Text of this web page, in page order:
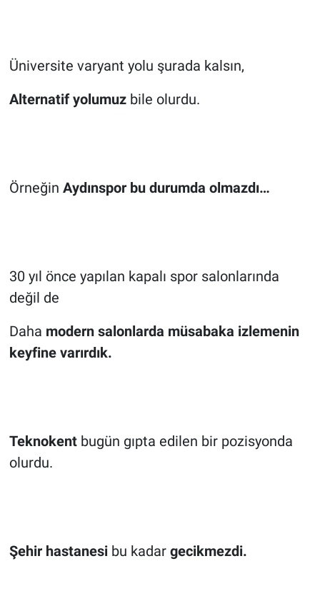
Üniversite varyant yolu şurada kalsın,
Alternatif yolumuzbile olurdu.
Örneğin Aydınspor bu durumda olmazdı…
30 yıl önce yapılan kapalı spor salonlarında
değil de
Daha modern salonlarda müsabaka izlemenin
keyfine varırdık.
Teknokent bugün gıpta edilen bir pozisyonda
olurdu.
Şehir hastanesi bu kadar gecikmezdi.